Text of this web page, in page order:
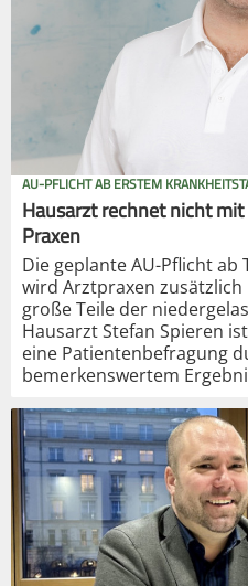
AU-PFLICHT AB ERSTEM
Hausarzt rechnet nicht
Praxen
Die geplante AU-Pflicht ab
wird Arztpraxen
große Teile der
Hausarzt Stefan Spieren
eine Patientenbefragung
bemerkenswertem